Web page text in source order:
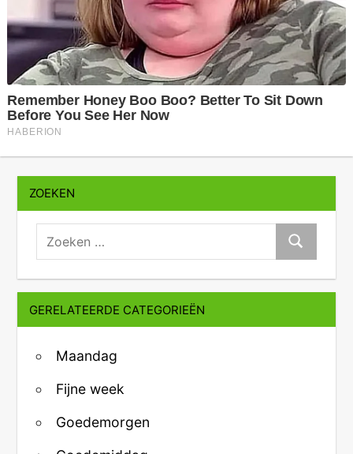
ZOEKEN
zoeken:
Zoeken
GERELATEERDE CATEGORIEËN
Maandag
Fijne week
Goedemorgen